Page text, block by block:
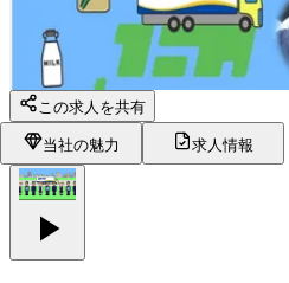
この求人を共有
当社の魅力 求人情報